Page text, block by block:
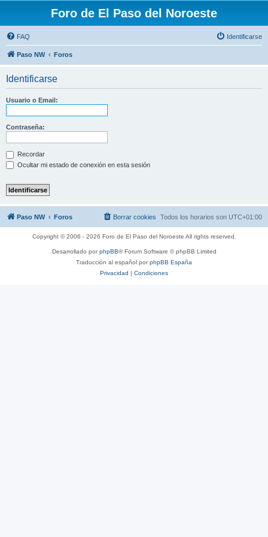
Foro de El Paso del Noroeste
FAQ Identificarse
Paso NW Foros
Identificarse
Usuario o Email:
Contraseña:
Recordar
Ocultar mi estado de conexión en esta sesión
Paso NW Foros Todos los horarios son UTC+01:00
Borrar cookies
Copyright © 2006 - 2026 Foro de El Paso del Noroeste All rights reserved.
Desarrollado porphpBB® Forum Software © phpBB Limited
Traducción al español porphpBB España
Privacidad | Condiciones